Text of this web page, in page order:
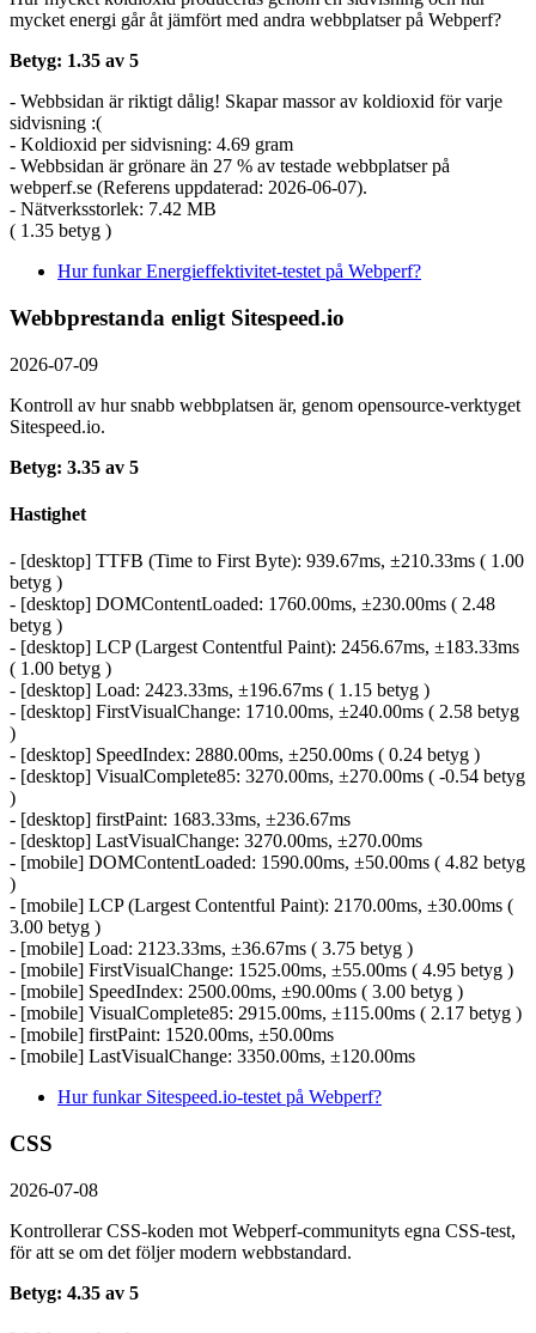
mycket energi går åt jämfört med andra webbplatser på Webperf?
Betyg: 1.35 av 5
- Webbsidan är riktigt dålig! Skapar massor av koldioxid för varje
sidvisning :(
- Koldioxid per sidvisning: 4.69 gram
- Webbsidan är grönare än 27 % av testade webbplatser på
webperf.se (Referens uppdaterad: 2026-06-07).
- Nätverksstorlek: 7.42 MB
( 1.35 betyg )
Hur funkar Energieffektivitet-testet på Webperf?
Webbprestanda enligt Sitespeed.io
2026-07-09
Kontroll av hur snabb webbplatsen är, genom opensource-verktyget
Sitespeed.io.
Betyg: 3.35 av 5
Hastighet
- [desktop] TTFB (Time to First Byte): 939.67ms, ±210.33ms ( 1.00
betyg )
- [desktop] DOMContentLoaded: 1760.00ms, ±230.00ms ( 2.48
betyg )
- [desktop] LCP (Largest Contentful Paint): 2456.67ms, ±183.33ms
( 1.00 betyg )
- [desktop] Load: 2423.33ms, ±196.67ms ( 1.15 betyg )
- [desktop] FirstVisualChange: 1710.00ms, ±240.00ms ( 2.58 betyg
)
- [desktop] SpeedIndex: 2880.00ms, ±250.00ms ( 0.24 betyg )
- [desktop] VisualComplete85: 3270.00ms, ±270.00ms ( -0.54 betyg
)
- [desktop] firstPaint: 1683.33ms, ±236.67ms
- [desktop] LastVisualChange: 3270.00ms, ±270.00ms
- [mobile] DOMContentLoaded: 1590.00ms, ±50.00ms ( 4.82 betyg
)
- [mobile] LCP (Largest Contentful Paint): 2170.00ms, ±30.00ms (
3.00 betyg )
- [mobile] Load: 2123.33ms, ±36.67ms ( 3.75 betyg )
- [mobile] FirstVisualChange: 1525.00ms, ±55.00ms ( 4.95 betyg )
- [mobile] SpeedIndex: 2500.00ms, ±90.00ms ( 3.00 betyg )
- [mobile] VisualComplete85: 2915.00ms, ±115.00ms ( 2.17 betyg )
- [mobile] firstPaint: 1520.00ms, ±50.00ms
- [mobile] LastVisualChange: 3350.00ms, ±120.00ms
Hur funkar Sitespeed.io-testet på Webperf?
CSS
2026-07-08
Kontrollerar CSS-koden mot Webperf-communityts egna CSS-test,
för att se om det följer modern webbstandard.
Betyg: 4.35 av 5